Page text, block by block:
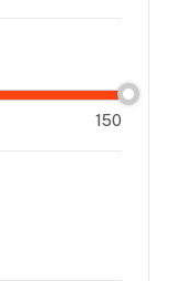
150